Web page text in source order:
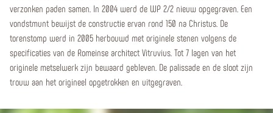
verzonken paden samen. In 2004 werd de WP 2/2 nieuw opgegraven. Een
vondstmunt bewijst de constructie ervan rond 150 na Christus. De
torenstomp werd in 2005 herbouwd met originele stenen volgens de
specificaties van de Romeinse architect Vitruvius. Tot 7 lagen van het
originele metselwerk zijn bewaard gebleven. De palissade en de sloot zijn
trouw aan het origineel opgetrokken en uitgegraven.